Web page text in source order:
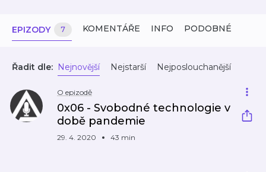
EPIZODY 7 KOMENTÁŘE INFO PODOBNÉ
Řadit dle: Nejnovější Nejstarší Nejposlouchanější
O epizodě
0x06 - Svobodné technologie v
době pandemie
29. 4. 2020 43 min